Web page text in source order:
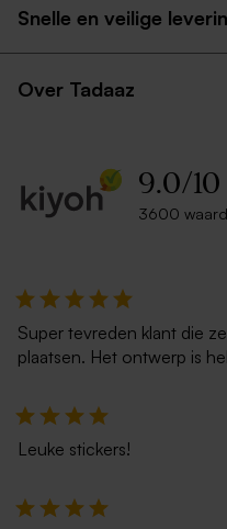
- S
droogbloemen en
gepersonaliseerd label in
Snelle en veilige
Over Tadaaz
9.0/10
3600
Super tevreden klant die
plaatsen. Het ontwerp is
Leuke stickers!